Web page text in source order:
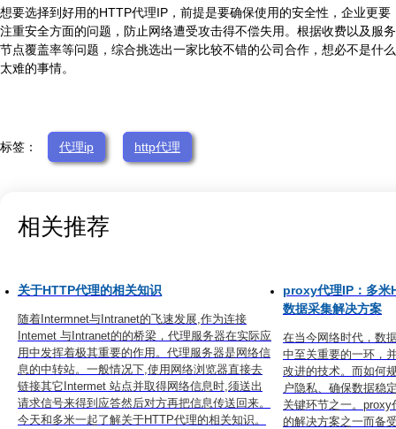
想要选择到好用的HTTP代理IP，前提是要确保使用的安全性，企业更要
注重安全方面的问题，防止网络遭受攻击得不偿失用。根据收费以及服务
节点覆盖率等问题，综合挑选出一家比较不错的公司合作，想必不是什么
太难的事情。
标签： 代理ip http代理
相关推荐
关于HTTP代理‍的相关知识
随着Intermnet与Intranet的飞速发展,作为连接
Intemet 与Intranet的的桥梁，代理服务器在实际应
用中发挥着极其重要的作用。代理服务器是网络信
息的中转站。一般情况下,使用网络浏览器直接去
链接其它Intermet 站点并取得网络信息时,须送出
请求信号来得到应答然后对方再把信息传送回来。
今天和多米一起了解关于HTTP代理‍的相关知识。
proxy代理IP：多米
数据采集解决方案
在当今网络时代，数
中至关重要的一环，
改进的技术。而如何
户隐私、确保数据稳
关键环节之一。
的解决方案之一而备